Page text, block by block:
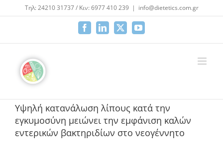
Μετάβαση
στο
Τηλ: 24210 31737 / Κιν: 6977 410 239 | info@dietetics.com.gr
FacebookLinkedIn
X YouTube
Υψηλή κατανάλωση λίπους κατά την
εγκυμοσύνη μειώνει την εμφάνιση καλών
εντερικών βακτηριδίων στο νεογέννητο